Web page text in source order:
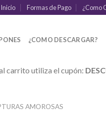
Inicio Formas de Pago ¿Como
¿COMO DESCARGAR?
carrito utiliza el cupón:
AMOROSAS